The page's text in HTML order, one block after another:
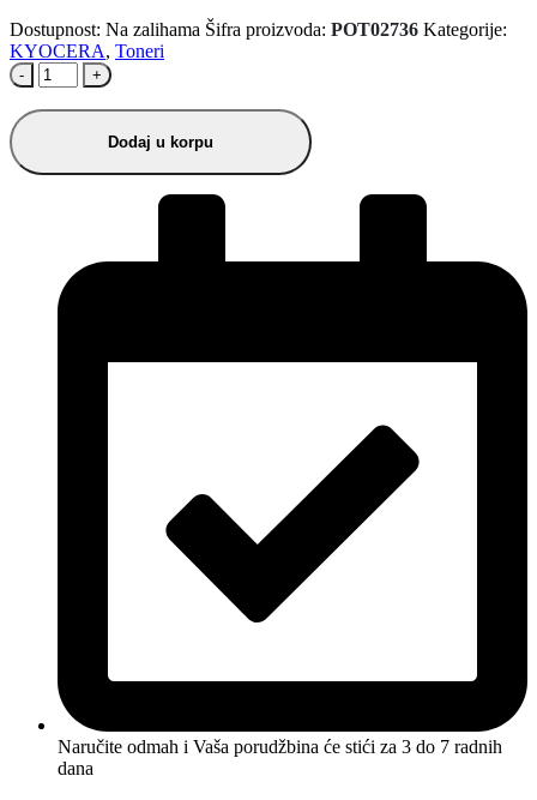
Dostupnost: Na zalihama Šifra proizvoda: POT02736 Kategorije:
KYOCERA, Toneri
- +
Dodaj u korpu
Naručite odmah i Vaša porudžbina će stići za 3 do 7 radnih
dana